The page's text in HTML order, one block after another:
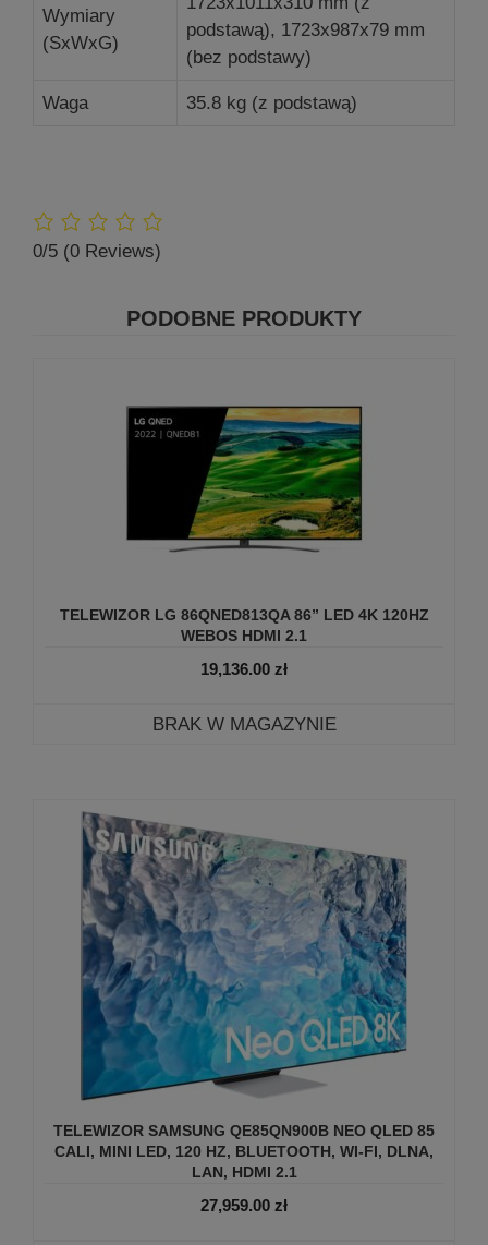
Wymiary
(SxWxG)
podstawą), 1723x987x79 mm
(bez podstawy)
Waga 35.8 kg (z podstawą)
0/5 (0 Reviews)
PODOBNE PRODUKTY
TELEWIZOR LG 86QNED813QA 86” LED 4K 120HZ
WEBOS HDMI 2.1
19,136.00 zł
BRAK W MAGAZYNIE
TELEWIZOR SAMSUNG QE85QN900B NEO QLED 85
CALI, MINI LED, 120 HZ, BLUETOOTH, WI-FI, DLNA,
LAN, HDMI 2.1
27,959.00 zł